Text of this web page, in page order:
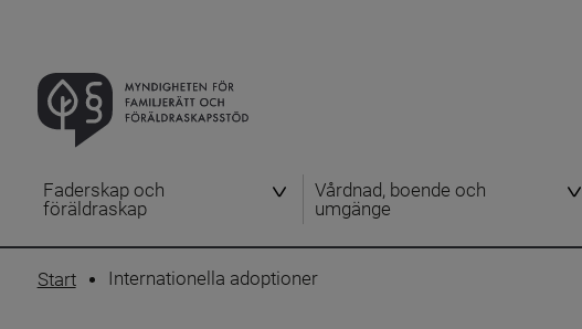
Faderskap och
föräldraskap
Vårdnad, boende och
umgänge
Start Internationella adoptioner